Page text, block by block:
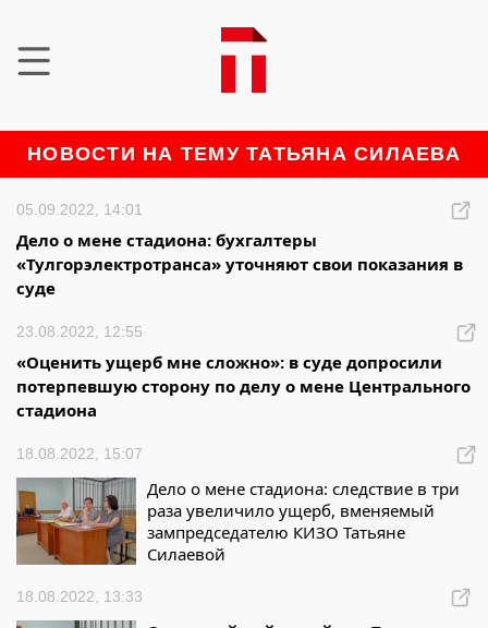
НОВОСТИ НА ТЕМУ ТАТЬЯНА СИЛАЕВА
05.09.2022, 14:01
Дело о мене стадиона: бухгалтеры
«Тулгорэлектротранса» уточняют свои показания в
суде
23.08.2022, 12:55
«Оценить ущерб мне сложно»: в суде допросили
потерпевшую сторону по делу о мене Центрального
стадиона
18.08.2022, 15:07
Дело о мене стадиона: следствие в три
раза увеличило ущерб, вменяемый
зампредседателю КИЗО Татьяне
Силаевой
18.08.2022, 13:33